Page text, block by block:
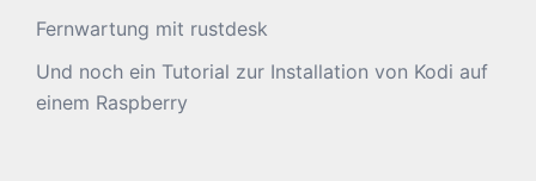
Fernwartung mit rustdesk
Und noch ein Tutorial zur Installation von Kodi auf
einem Raspberry